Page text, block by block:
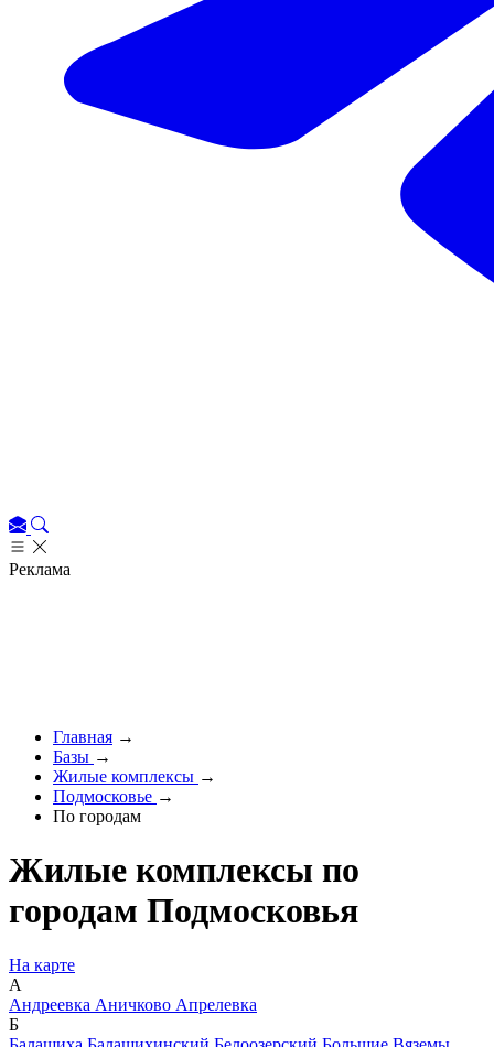
Реклама
Главная →
Базы →
Жилые комплексы →
Подмосковье →
По городам
Жилые комплексы по
городам Подмосковья
На карте
А
Андреевка Аничково Апрелевка
Б